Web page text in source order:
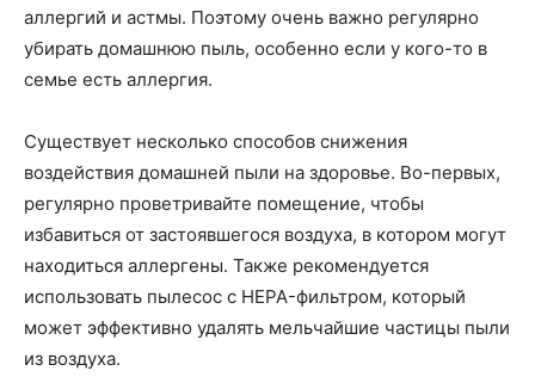
аллергий и астмы. Поэтому очень важно регулярно
убирать домашнюю пыль, особенно если у кого-то в
семье есть аллергия.
Существует несколько способов снижения
воздействия домашней пыли на здоровье. Во-первых,
регулярно проветривайте помещение, чтобы
избавиться от застоявшегося воздуха, в котором могут
находиться аллергены. Также рекомендуется
использовать пылесос с HEPA-фильтром, который
может эффективно удалять мельчайшие частицы пыли
из воздуха.